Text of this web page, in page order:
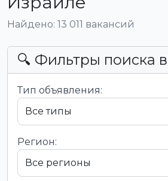
Найдено: 13 011 вакансий
🔍 Фильтры поиска
Тип объявления:
Регион: